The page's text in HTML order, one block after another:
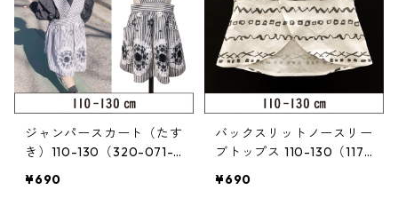
ジャンパースカート（たす
き）110-130（320-071-
¥690
バックスリットノースリー
ブトップス 110-130（117-
¥690